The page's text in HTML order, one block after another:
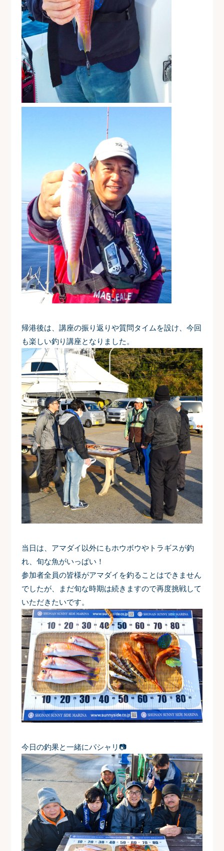
帰港後は、講座の振り返りや質問タイムを設け、今回
も楽しい釣り講座となりました。
当日は、アマダイ以外にもホウボウやトラギスが釣
れ、旬な魚がいっぱい！
参加者全員の皆様がアマダイを釣ることはできません
でしたが、まだ旬な時期は続きますので再度挑戦して
いただきたいです。
今日の釣果と一緒にパシャリ📷